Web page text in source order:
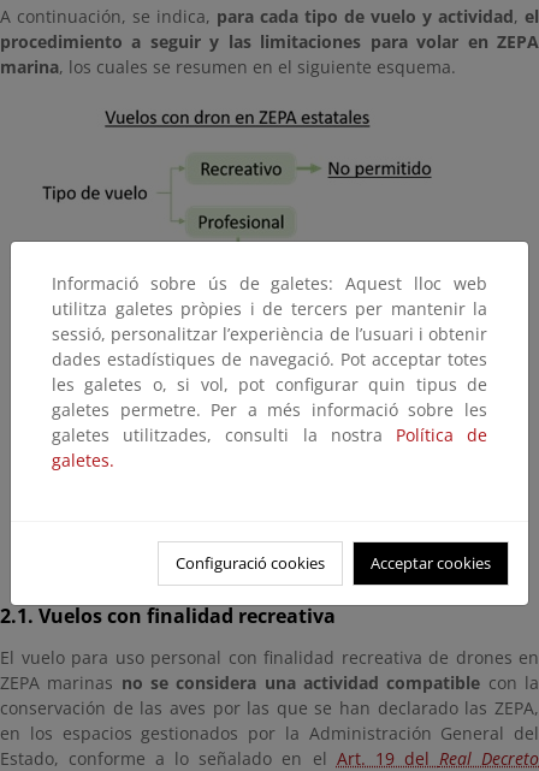
A continuación, se indica, para cada tipo de vuelo y actividad, el
procedimiento a seguir y las limitaciones para volar en ZEPA
marina, los cuales se resumen en el siguiente esquema.
2.1. Vuelos con finalidad recreativa
El vuelo para uso personal con finalidad recreativa de drones en
ZEPA marinas no se considera una actividad compatible con la
conservación de las aves por las que se han declarado las ZEPA,
en los espacios gestionados por la Administración General del
Estado, conforme a lo señalado en el Art. 19 del Real Decreto
Informació sobre ús de galetes: Aquest lloc web
utilitza galetes pròpies i de tercers per mantenir la
sessió, personalitzar l’experiència de l’usuari i obtenir
dades estadístiques de navegació. Pot acceptar totes
les galetes o, si vol, pot configurar quin tipus de
galetes permetre. Per a més informació sobre les
galetes utilitzades, consulti la nostra Política de
galetes.
Configuració cookies Acceptar cookies